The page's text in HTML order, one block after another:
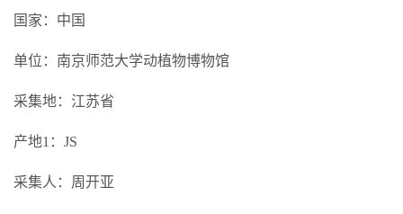
国家：中国
单位：南京师范大学动植物博物馆
采集地：江苏省
产地1：JS
采集人：周开亚